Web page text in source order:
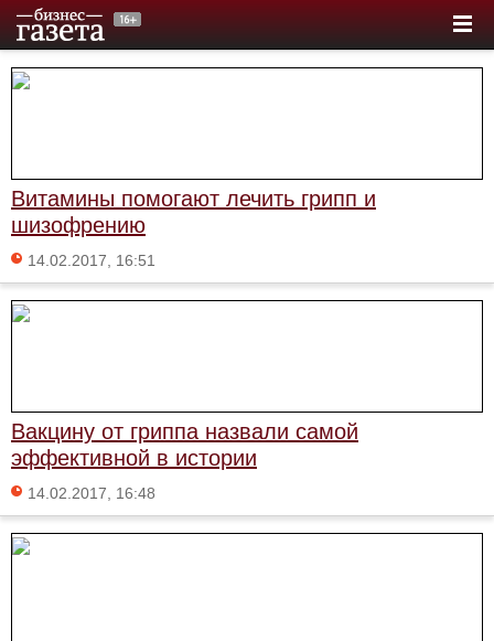
Витамины помогают лечить грипп и
шизофрению
14.02.2017, 16:51
Вакцину от гриппа назвали самой
эффективной в истории
14.02.2017, 16:48